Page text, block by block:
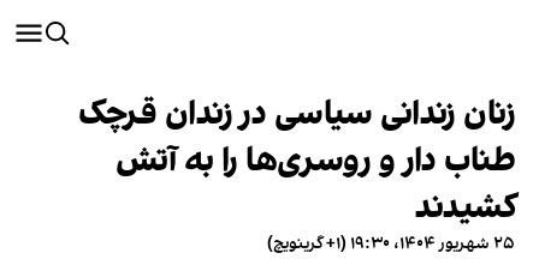
زنان زندانی سیاسی در زندان قرچک
طناب دار و روسری‌ها را به آتش
کشیدند
۲۵ شهریور ۱۴۰۴، ۱۹:۳۰ (‎+۱ گرینویچ)